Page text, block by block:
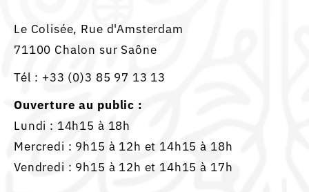
Le Colisée, Rue d'Amsterdam
71100 Chalon sur Saône
Tél : +33 (0)3 85 97 13 13
Ouverture au public :
Lundi : 14h15 à 18h
Mercredi : 9h15 à 12h et 14h15 à 18h
Vendredi : 9h15 à 12h et 14h15 à 17h